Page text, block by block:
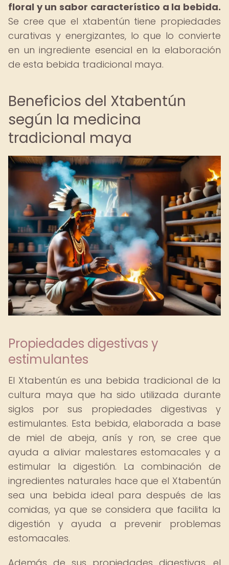
floral y un sabor característico a la bebida.
Se cree que el xtabentún tiene propiedades
curativas y energizantes, lo que lo convierte
en un ingrediente esencial en la elaboración
de esta bebida tradicional maya.
Beneficios del Xtabentún
según la medicina
tradicional maya
Propiedades digestivas y
estimulantes
El Xtabentún es una bebida tradicional de la
cultura maya que ha sido utilizada durante
siglos por sus propiedades digestivas y
estimulantes. Esta bebida, elaborada a base
de miel de abeja, anís y ron, se cree que
ayuda a aliviar malestares estomacales y a
estimular la digestión. La combinación de
ingredientes naturales hace que el Xtabentún
sea una bebida ideal para después de las
comidas, ya que se considera que facilita la
digestión y ayuda a prevenir problemas
estomacales.